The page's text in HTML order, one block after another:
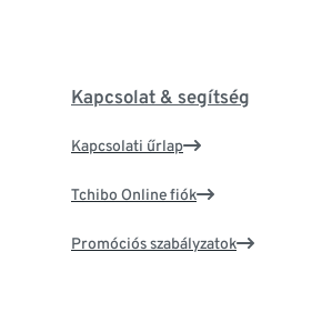
Kapcsolat & segítség
Kapcsolati űrlap
Tchibo Online fiók
Promóciós szabályzatok